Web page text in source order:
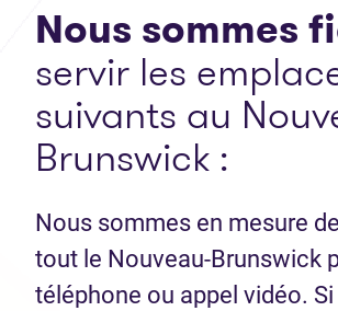
Nous sommes
servir les
suivants au
Brunswick :
Nous sommes en mesure
tout le Nouveau-Brunswick
téléphone ou appel vidéo.